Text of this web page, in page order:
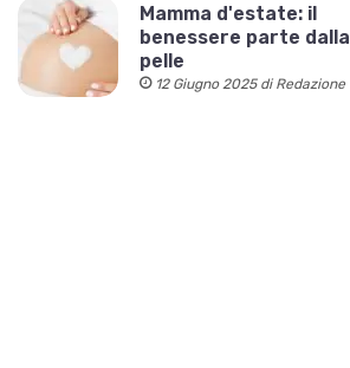
Mamma d'estate: il
benessere parte dalla
pelle
12 Giugno 2025 di Redazione